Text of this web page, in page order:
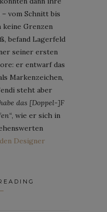
vom Schnitt bis
Grenzen
befand Lagerfeld
seiner ersten
er entwarf das
Markenzeichen,
steht aber
das [Doppel-]F
, wie er sich in
Designer